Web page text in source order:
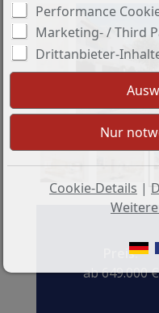
Preis:
ab 649.000 €
Performance
Marketing- / Third
Drittanbieter-
Cookie-Details |